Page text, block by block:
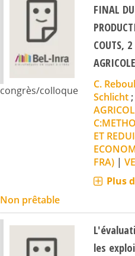
congrès/colloque
FINAL
COUTS,
C. Reboul
Schlicht;
ET
FRA) |
Plus
Non prêtable
les